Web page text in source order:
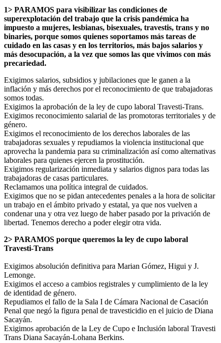
1> PARAMOS para visibilizar las condiciones de
superexplotación del trabajo que la crisis pandémica ha
impuesto a mujeres, lesbianas, bisexuales, travestis, trans y no
binaries, porque somos quienes soportamos más tareas de
cuidado en las casas y en los territorios, más bajos salarios y
más desocupación, a la vez que somos las que vivimos con más
precariedad.
Exigimos salarios, subsidios y jubilaciones que le ganen a la
inflación y más derechos por el reconocimiento de que trabajadoras
somos todas.
Exigimos la aprobación de la ley de cupo laboral Travesti-Trans.
Exigimos reconocimiento salarial de las promotoras territoriales y de
género.
Exigimos el reconocimiento de los derechos laborales de las
trabajadoras sexuales y repudiamos la violencia institucional que
aprovecha la pandemia para su criminalización así como alternativas
laborales para quienes ejercen la prostitución.
Exigimos regularización inmediata y salarios dignos para todas las
trabajadoras de casas particulares.
Reclamamos una política integral de cuidados.
Exigimos que no se pidan antecedentes penales a la hora de solicitar
un trabajo en el ámbito privado y estatal, ya que nos vuelven a
condenar una y otra vez luego de haber pasado por la privación de
libertad. Tenemos derecho a poder elegir otra vida.
2> PARAMOS porque queremos la ley de cupo laboral
Travesti-Trans
Exigimos absolución definitiva para Marian Gómez, Higui y J.
Lemonge.
Exigimos el acceso a cambios registrales y cumplimiento de la ley
de identidad de género.
Repudiamos el fallo de la Sala I de Cámara Nacional de Casación
Penal que negó la figura penal de travesticidio en el juicio de Diana
Sacayán.
Exigimos aprobación de la Ley de Cupo e Inclusión laboral Travesti
Trans Diana Sacayán-Lohana Berkins.